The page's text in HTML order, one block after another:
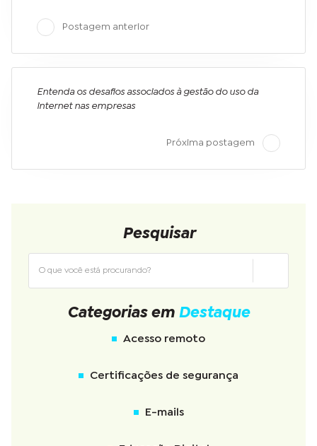
Postagem anterior
Entenda os desafios associados à gestão do uso da
internet nas empresas
Próxima postagem
Pesquisar
Categorias em Destaque
Acesso remoto
Certificações de segurança
E-mails